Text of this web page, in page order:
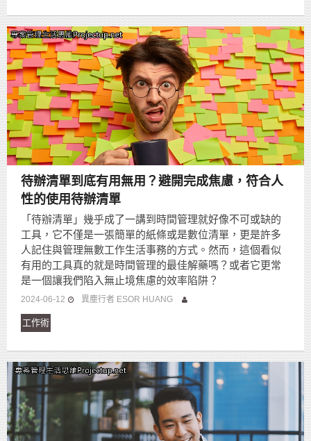
待辦清單到底有用無用？避開完成焦慮，符合人
性的使用待辦清單
「待辦清單」幾乎成了一講到時間管理就好像不可或缺的
工具，它不僅是一張簡單的紙條或是數位清單，更是許多
人記住與管理無數工作生活事務的方式。然而，這個看似
有用的工具真的就是時間管理的最佳解藥嗎？或者它更常
是一個讓我們陷入無止境焦慮的效率陷阱？
2024-06-12 異塵行者 ESOR HUANG
工作術